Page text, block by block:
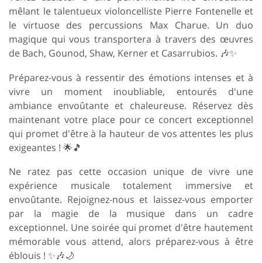
mêlant le talentueux violoncelliste Pierre Fontenelle et
le virtuose des percussions Max Charue. Un duo
magique qui vous transportera à travers des œuvres
de Bach, Gounod, Shaw, Kerner et Casarrubios. 🎶✨
Préparez-vous à ressentir des émotions intenses et à
vivre un moment inoubliable, entourés d'une
ambiance envoûtante et chaleureuse. Réservez dès
maintenant votre place pour ce concert exceptionnel
qui promet d'être à la hauteur de vos attentes les plus
exigeantes ! 🌟🎵
Ne ratez pas cette occasion unique de vivre une
expérience musicale totalement immersive et
envoûtante. Rejoignez-nous et laissez-vous emporter
par la magie de la musique dans un cadre
exceptionnel. Une soirée qui promet d'être hautement
mémorable vous attend, alors préparez-vous à être
éblouis ! ✨🎶🌙